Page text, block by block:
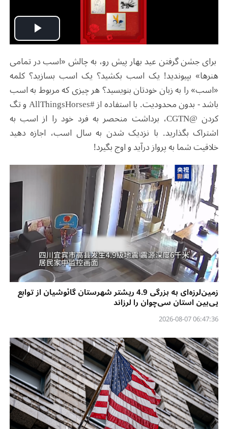
Play
برای جشن گرفتن عید بهار پیش رو، به چالش «اسب در تمامی
هنرها» بپیوندید! یک اسب بکشید؟ یک اسب بسازید؟ کلمه
«اسب» را به زبان خودتان بنویسید؟ هر چیزی که مربوط به اسب
باشد - بدون محدودیت. با استفاده از #AllThingsHorses و تگ
کردن @CGTN، برداشت منحصر به فرد خود را از اسب به
اشتراک بگذارید. با نزدیک شدن به سال اسب، اجازه دهید
خلاقیت شما به پرواز درآید و اوج بگیرد!
زمین‌لرزه‌ای به بزرگی 4.9 ریشتر شهرستان گائوشیان از توابع
یی‌بین استان سی‌چوان را لرزاند
06:47:36 2026-08-07